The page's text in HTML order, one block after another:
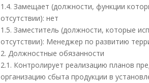
1.4. Замещает (должности, функции
отсутствии): нет
1.5. Заместитель (должности, которые
отсутствии): Менеджер по развитию
2. Должностные обязанности
2.1. Контролирует реализацию планов
организацию сбыта продукции в